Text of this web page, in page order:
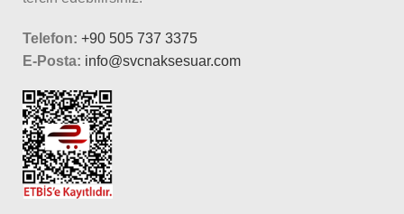
Telefon: +90 505 737 3375
E-Posta: info@svcnaksesuar.com